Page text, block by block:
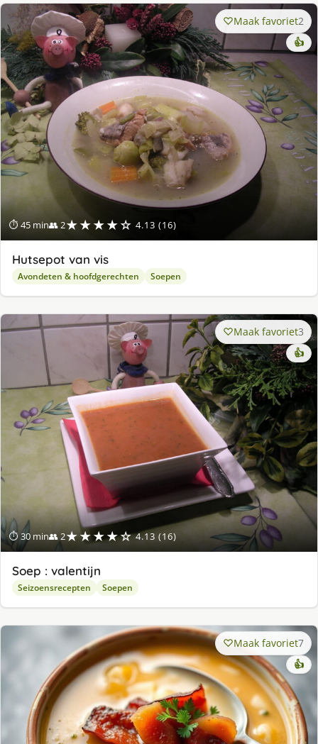
⏱ 45 min👥 2★★★★☆ 4.13 (16)
Maak favoriet2
👍
Hutsepot van vis
Avondeten & hoofdgerechten Soepen
⏱ 30 min👥 2★★★★☆ 4.13 (16)
Maak favoriet3
👍
Soep : valentijn
Seizoensrecepten Soepen
Maak favoriet7
👍